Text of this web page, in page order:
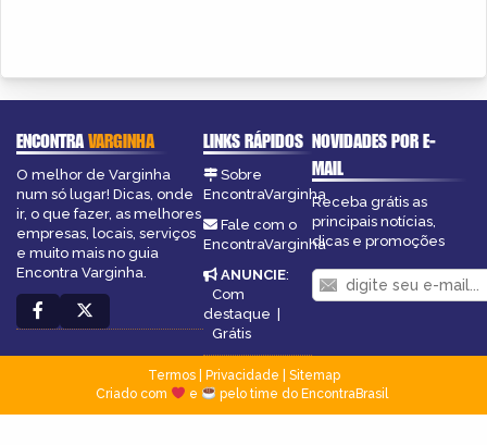
ENCONTRAVARGINHA
O melhor de Varginha
num só lugar! Dicas, onde
ir, o que fazer, as melhores
empresas, locais, serviços
e muito mais no guia
Encontra Varginha.
LINKS RÁPIDOS
Sobre
EncontraVarginha
Fale com o
EncontraVarginha
ANUNCIE:
Com
destaque
Grátis
NOVIDADES POR E-
MAIL
Receba grátis as
principais notícias,
dicas e promoções
Termos| Privacidade
Sitemap
Criado com
e pelo time do EncontraBrasil